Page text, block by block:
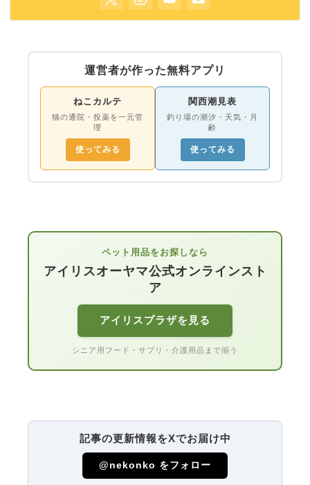
運営者が作った無料アプリ
ねこカルテ
猫の通院・投薬を一元管
理
使ってみる
関西潮見表
釣り場の潮汐・天気・月
齢
使ってみる
ペット用品をお探しなら
アイリスオーヤマ公式オンラインスト
ア
アイリスプラザを見る
シニア用フード・サプリ・介護用品まで揃う
記事の更新情報をXでお届け中
@nekonko をフォロー